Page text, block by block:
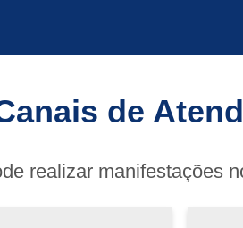
de
realizar manifestações